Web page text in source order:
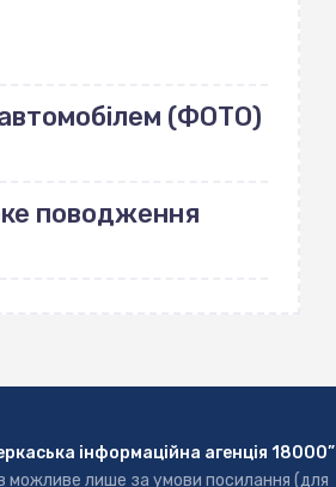
(ФОТО)
поводження
інформаційна агенція 18000”
можливе лише за умови посилання (для